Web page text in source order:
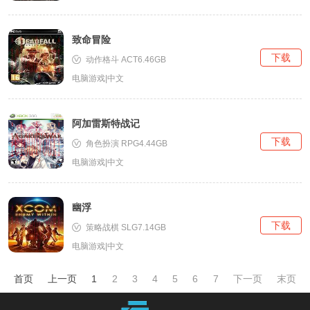
致命冒险
动作格斗 ACT6.46GB
电脑游戏|中文
下载
阿加雷斯特战记
角色扮演 RPG4.44GB
电脑游戏|中文
下载
幽浮
策略战棋 SLG7.14GB
电脑游戏|中文
下载
首页 上一页 1 2 3 4 5 6 7 下一页 末页